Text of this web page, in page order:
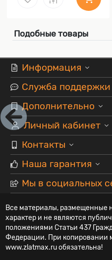
Подобные товары
Информация
Служба поддержки
Дополнительно
Личный кабинет
Контакты
Наша гарантия
Мы в социальных
Все материалы, размещенные
характер и не являются
положениями Статьи 437
Федерации. При копировании
www.zlatmax.ru обязательна!